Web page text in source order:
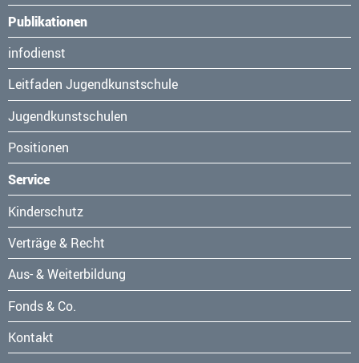
Publikationen
Navigation
überspringen
infodienst
Leitfaden Jugendkunstschule
Jugendkunstschulen
Positionen
Service
Navigation
überspringen
Kinderschutz
Verträge & Recht
Aus- & Weiterbildung
Fonds & Co.
Kontakt